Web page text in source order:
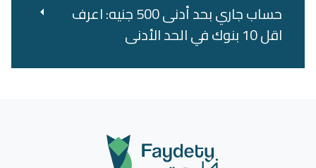
حساب جاري بحد أدنى 500 جنيه: اعرف
اقل 10 بنوك في الحد الأدنى